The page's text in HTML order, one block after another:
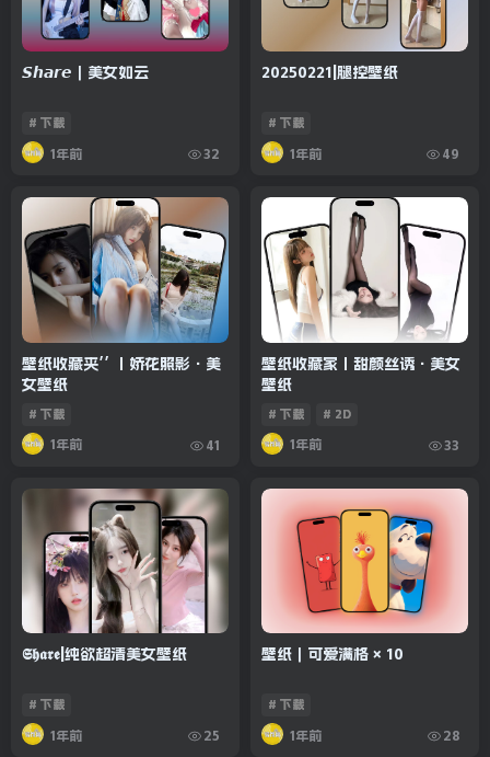
𝙎𝙝𝙖𝙧𝙚｜美女如云
# 下载
1年前 32
20250221|腿控壁纸
# 下载
1年前 49
壁纸收藏夹’’ 丨娇花照影·美
女壁纸
# 下载
1年前 41
壁纸收藏家丨甜颜丝诱·美女
壁纸
# 下载 # 2D
1年前 33
𝕾𝖍𝖆𝖗𝖊|纯欲超清美女壁纸
# 下载
1年前 25
壁纸｜可爱满格 × 10
# 下载
1年前 28